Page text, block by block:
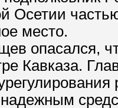
Осетии
место.
опасался,
Кавказа.